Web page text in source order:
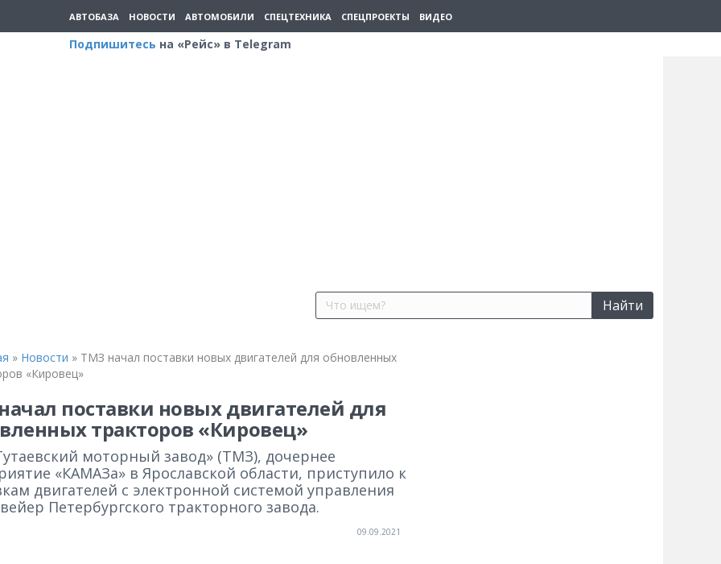
АВТОБАЗА НОВОСТИ АВТОМОБИЛИ СПЕЦТЕХНИКА СПЕЦПРОЕКТЫ ВИДЕО
Подпишитесь на «Рейс» в Telegram
Найти
» Новости » ТМЗ начал поставки новых двигателей для обновленных
«Кировец»
поставки новых двигателей для
тракторов «Кировец»
моторный завод» (ТМЗ), дочернее
«КАМАЗа» в Ярославской области, приступило к
двигателей с электронной системой управления
Петербургского тракторного завода.
09.09.2021